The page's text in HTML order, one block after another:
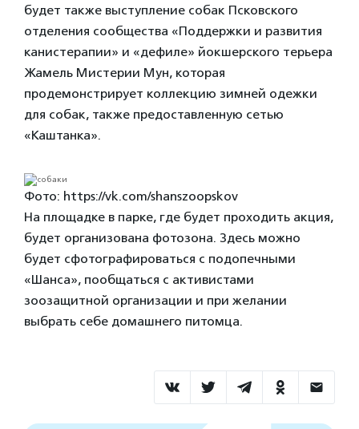
будет также выступление собак Псковского
отделения сообщества «Поддержки и развития
канистерапии» и «дефиле» йокшерского терьера
Жамель Мистерии Мун, которая
продемонстрирует коллекцию зимней одежки
для собак, также предоставленную сетью
«Каштанка».
Фото: https://vk.com/shanszoopskov
На площадке в парке, где будет проходить акция,
будет организована фотозона. Здесь можно
будет сфотографироваться с подопечными
«Шанса», пообщаться с активистами
зоозащитной организации и при желании
выбрать себе домашнего питомца.